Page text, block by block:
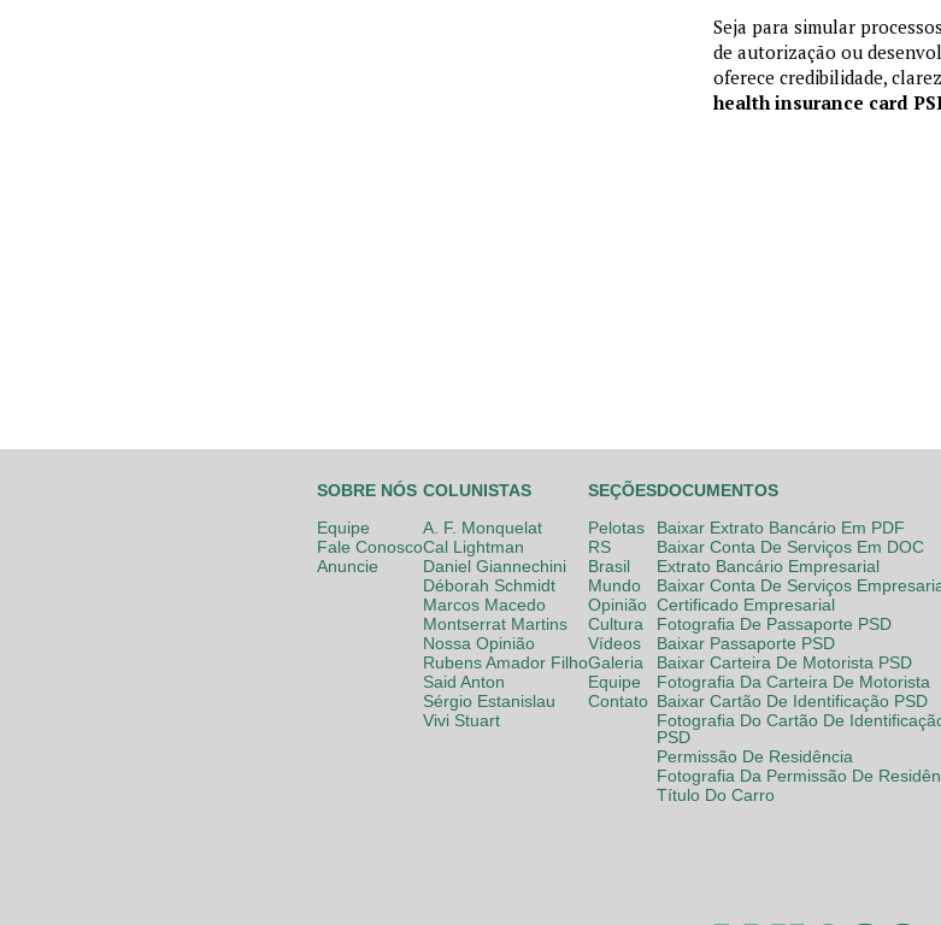
Seja para simular
de autorização ou
oferece credibilidade,
health insurance card
SOBRE NÓS
Equipe
Fale Conosco
Anuncie
COLUNISTAS
A. F. Monquelat
Cal Lightman
Daniel Giannechini
Déborah Schmidt
Marcos Macedo
Montserrat Martins
Nossa Opinião
Rubens Amador Filho
Said Anton
Sérgio Estanislau
Vivi Stuart
SEÇÕES
Pelotas
RS
Brasil
Mundo
Opinião
Cultura
Vídeos
Galeria
Equipe
Contato
DOCUMENTOS
Baixar Extrato Bancário Em PDF
Baixar Conta De Serviços Em DOC
Extrato Bancário Empresarial
Baixar Conta De Serviços
Certificado Empresarial
Fotografia De Passaporte PSD
Baixar Passaporte PSD
Baixar Carteira De Motorista PSD
Fotografia Da Carteira De Motorista
Baixar Cartão De Identificação PSD
Fotografia Do Cartão De
PSD
Permissão De Residência
Fotografia Da Permissão De
Título Do Carro